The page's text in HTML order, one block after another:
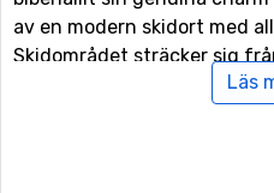
av en modern skidort med
Skidområdet sträcker sig
2100 meter ovanför havet
Läs